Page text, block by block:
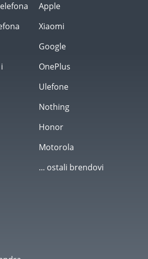
Apple
Xiaomi
Google
OnePlus
Ulefone
Nothing
Honor
Motorola
... ostali brendovi